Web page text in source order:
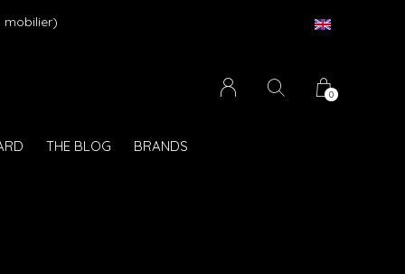
THE BLOG BRANDS
0
mobilier)